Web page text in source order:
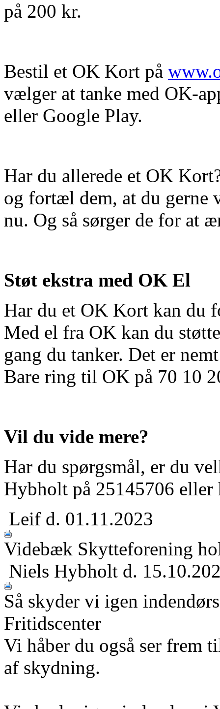
på 200 kr.
Bestil et OK Kort på
vælger at tanke med OK-
eller Google Play.
Har du allerede et OK
og fortæl dem, at du
nu. Og så sørger de for at
Støt ekstra med OK El
Har du et OK Kort kan du
Med el fra OK kan du
gang du tanker. Det er
Bare ring til OK på 70 10
Vil du vide mere?
Har du spørgsmål, er du
Hybholt på 25145706
Leif d. 01.11.2023
Videbæk Skytteforening
Niels Hybholt d.
Så skyder vi igen
Fritidscenter
Vi håber du også ser frem
af skydning.